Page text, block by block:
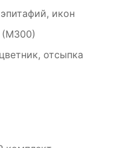
икон
(М300)
отсыпка